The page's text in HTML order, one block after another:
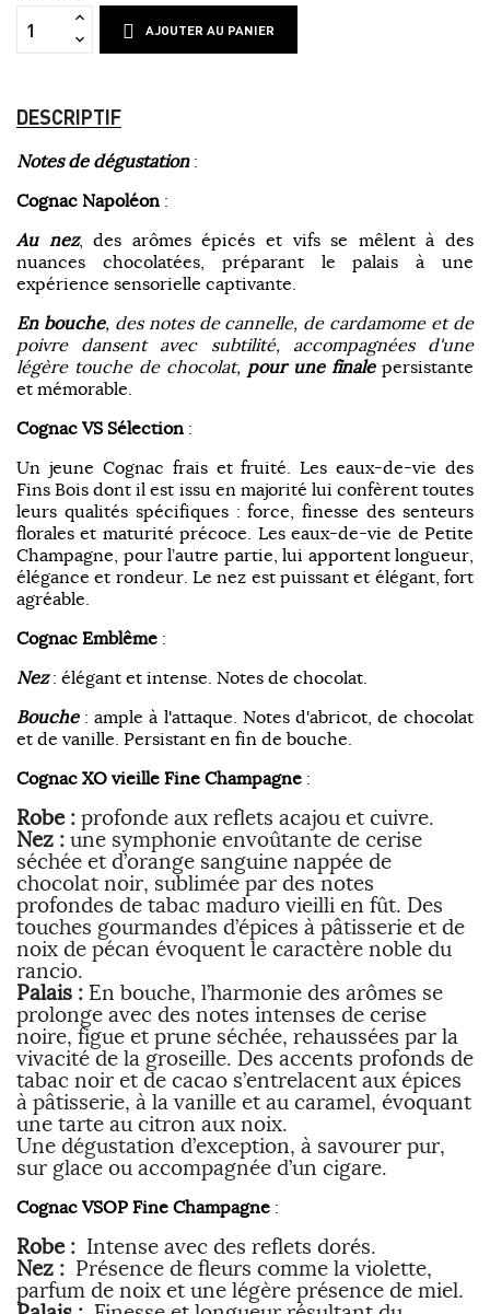
AJOUTER AU PANIER
DESCRIPTIF
Notes de dégustation :
Cognac Napoléon :
Au nez, des arômes épicés et vifs se mêlent à des
nuances chocolatées, préparant le palais à une
expérience sensorielle captivante.
En bouche, des notes de cannelle, de cardamome et de
poivre dansent avec subtilité, accompagnées d'une
légère touche de chocolat, pour une finalepersistante
et mémorable.
Cognac VS Sélection :
Un jeune Cognac frais et fruité. Les eaux-de-vie des
Fins Bois dont il est issu en majorité lui confèrent toutes
leurs qualités spécifiques : force, finesse des senteurs
florales et maturité précoce. Les eaux-de-vie de Petite
Champagne, pour l’autre partie, lui apportent longueur,
élégance et rondeur. Le nez est puissant et élégant, fort
agréable.
Cognac Emblême :
Nez: élégant et intense. Notes de chocolat.
Bouche: ample à l'attaque. Notes d'abricot, de chocolat
et de vanille. Persistant en fin de bouche.
Cognac XO vieille Fine Champagne :
Robe : profonde aux reflets acajou et cuivre.
Nez : une symphonie envoûtante de cerise
séchée et d’orange sanguine nappée de
chocolat noir, sublimée par des notes
profondes de tabac maduro vieilli en fût. Des
touches gourmandes d’épices à pâtisserie et de
noix de pécan évoquent le caractère noble du
rancio.
Palais : En bouche, l’harmonie des arômes se
prolonge avec des notes intenses de cerise
noire, figue et prune séchée, rehaussées par la
vivacité de la groseille. Des accents profonds de
tabac noir et de cacao s’entrelacent aux épices
à pâtisserie, à la vanille et au caramel, évoquant
une tarte au citron aux noix.
Une dégustation d’exception, à savourer pur,
sur glace ou accompagnée d’un cigare.
Cognac VSOP Fine Champagne :
Robe : Intense avec des reflets dorés.
Nez : Présence de fleurs comme la violette,
parfum de noix et une légère présence de miel.